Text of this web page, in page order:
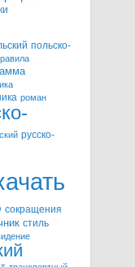
польско-
роман
русско-
сокращения
стиль